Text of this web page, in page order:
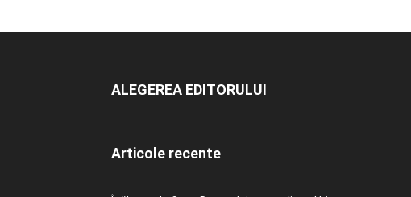
ALEGEREA EDITORULUI
Articole recente